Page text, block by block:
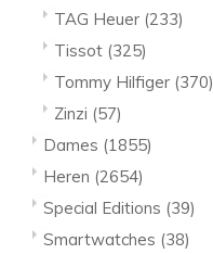
TAG Heuer (233)
Tissot (325)
Tommy Hilfiger (370)
Zinzi (57)
Dames (1855)
Heren (2654)
Special Editions (39)
Smartwatches (38)